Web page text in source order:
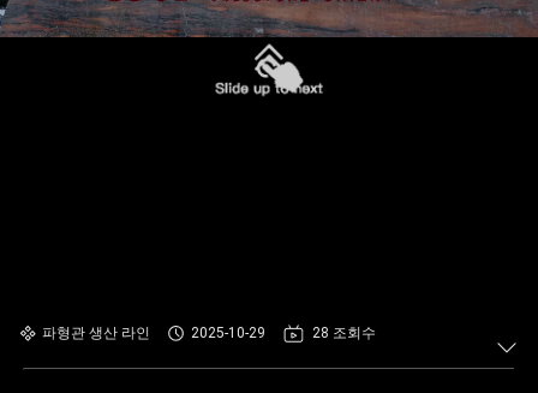
파형관 생산 라인 2025-10-29 28 조회수